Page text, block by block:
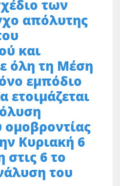
των
απόλυτης
και
όλη τη Μέση
εμπόδιο
ετοιμάζεται
ομοβροντίας
Κυριακή 6
6 το
του